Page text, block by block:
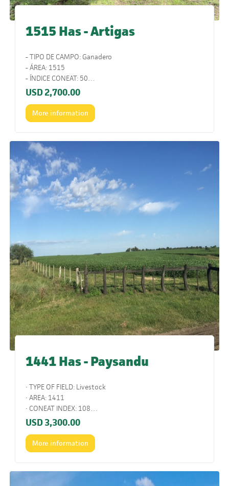
1515 Has - Artigas
- TIPO DE CAMPO: Ganadero
- ÁREA: 1515
- ÍNDICE CONEAT: 50
- UBICACIÓN: Ruta 30. Km 41.
- COMENTARIOS: Muy buena estancia ganadera. Sobre
ruta y muy bien armada. Pronta para entrar a trabajar.
USD2,700.00
More information
1441 Has - Paysandu
• TYPE OF FIELD: Livestock
• AREA: 1411
• CONEAT INDEX: 108
• LOCATION: Paysandu
• COMMENTS: Livestock field with a rearing and wintering
profile, it has an important area of ​​low ground, which is
flooded in heavy rains. Good productive unit.
USD3,300.00
More information